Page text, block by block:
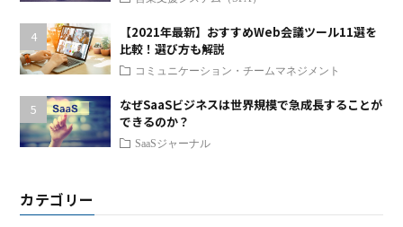
【2021年最新】おすすめWeb会議ツール11選を
比較！選び方も解説
コミュニケーション・チームマネジメント
なぜSaaSビジネスは世界規模で急成長することが
できるのか？
SaaSジャーナル
カテゴリー